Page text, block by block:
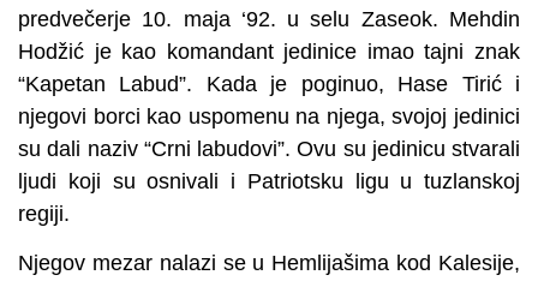
predvečerje 10. maja ‘92. u selu Zaseok. Mehdin
Hodžić je kao komandant jedinice imao tajni znak
“Kapetan Labud”. Kada je poginuo, Hase Tirić i
njegovi borci kao uspomenu na njega, svojoj jedinici
su dali naziv “Crni labudovi”. Ovu su jedinicu stvarali
ljudi koji su osnivali i Patriotsku ligu u tuzlanskoj
regiji.
Njegov mezar nalazi se u Hemlijašima kod Kalesije,